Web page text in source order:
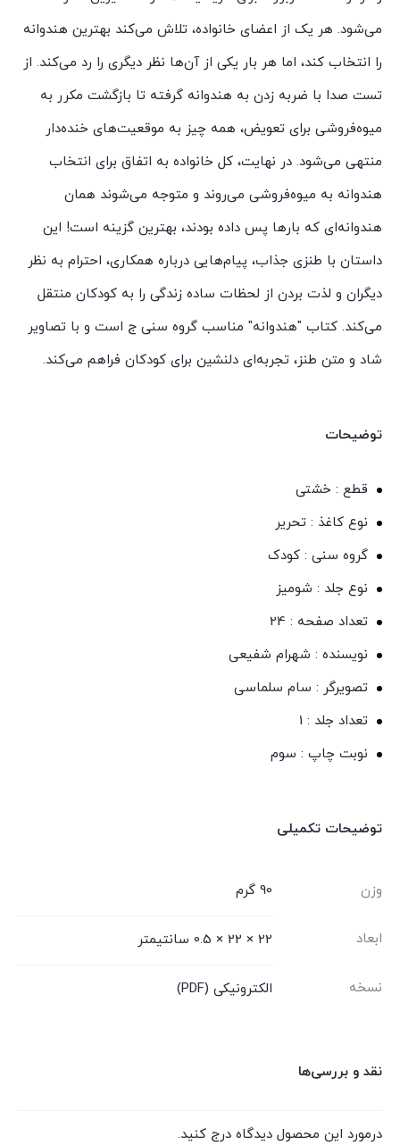
می‌شود. هر یک از اعضای خانواده، تلاش می‌کند بهترین هندوانه
را انتخاب کند، اما هر بار یکی از آن‌ها نظر دیگری را رد می‌کند. از
تست صدا با ضربه زدن به هندوانه گرفته تا بازگشت مکرر به
میوه‌فروشی برای تعویض، همه چیز به موقعیت‌های خنده‌دار
منتهی می‌شود. در نهایت، کل خانواده به اتفاق برای انتخاب
هندوانه به میوه‌فروشی می‌روند و متوجه می‌شوند همان
هندوانه‌ای که بارها پس داده بودند، بهترین گزینه است! این
داستان با طنزی جذاب، پیام‌هایی درباره همکاری، احترام به نظر
دیگران و لذت بردن از لحظات ساده زندگی را به کودکان منتقل
می‌کند. کتاب "هندوانه" مناسب گروه سنی ج است و با تصاویر
شاد و متن طنز، تجربه‌ای دلنشین برای کودکان فراهم می‌کند.
توضیحات
قطع : خشتی
نوع کاغذ : تحریر
گروه سنی : کودک
نوع جلد : شومیز
تعداد صفحه : 24
نویسنده : شهرام شفیعی
تصویرگر : سام سلماسی
تعداد جلد : 1
نوبت چاپ : سوم
توضیحات تکمیلی
وزن 90 گرم
ابعاد 22 × 22 × 0.5 سانتیمتر
نسخه الکترونیکی (PDF)
نقد و بررسی‌ها
درمورد این محصول دیدگاه درج کنید.